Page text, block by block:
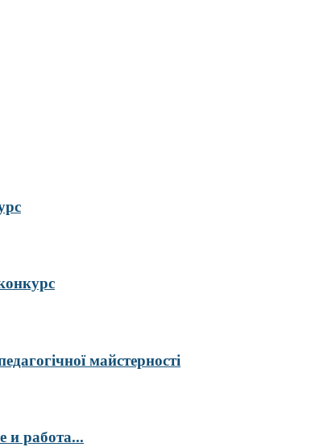
майстерності
и работа...